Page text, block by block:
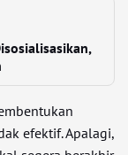
efektif. Apalagi,